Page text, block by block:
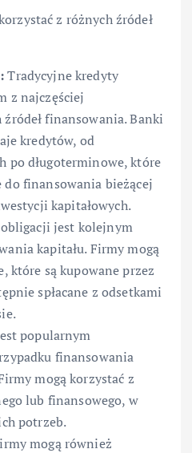
z różnych źródeł
Tradycyjne kredyty
z najczęściej
finansowania. Banki
kredytów, od
po długoterminowe, które
do finansowania bieżącej
kapitałowych.
jest kolejnym
kapitału. Firmy mogą
które są kupowane przez
spłacane z odsetkami
popularnym
finansowania
mogą korzystać z
lub finansowego, w
potrzeb.
mogą również